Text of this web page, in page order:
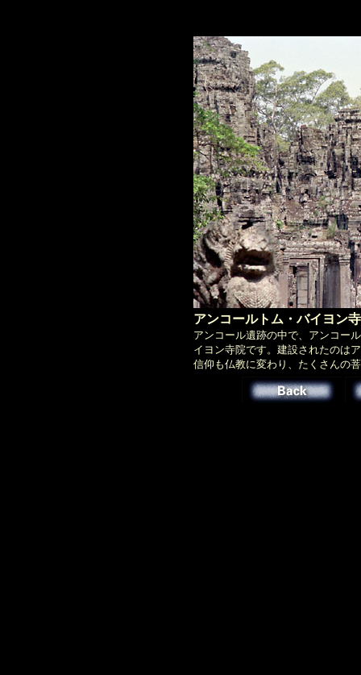
アンコールトム・バイヨン
アンコール遺跡の中で、アンコー
イヨン寺院です。建設されたのは
信仰も仏教に変わり、たくさんの